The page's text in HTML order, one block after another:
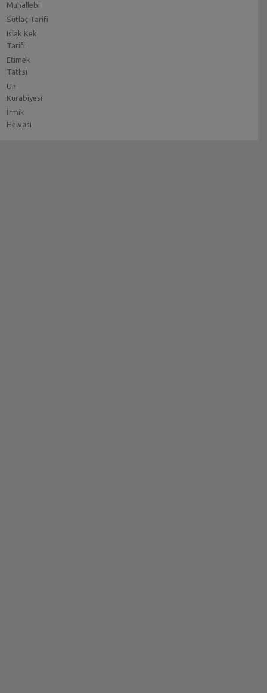
Muhallebi
Sütlaç Tarifi
Islak Kek
Tarifi
Etimek
Tatlısı
Un
Kurabiyesi
İrmik
Helvası